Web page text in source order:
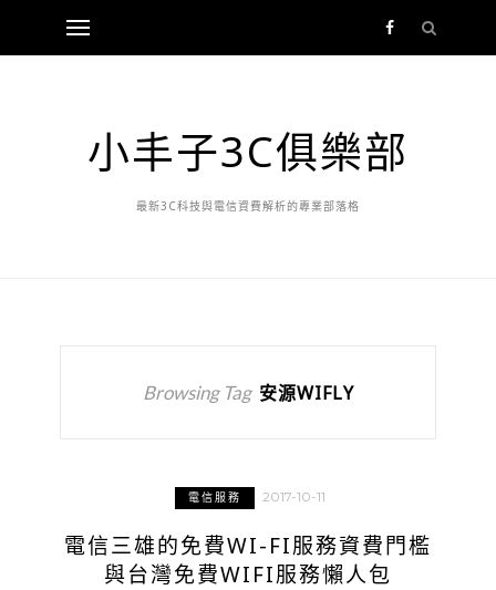
小丰子3C俱樂部
最新3C科技與電信資費解析的專業部落格
Browsing Tag 安源WIFLY
電信服務 2017-10-11
電信三雄的免費WI-FI服務資費門檻
與台灣免費WIFI服務懶人包